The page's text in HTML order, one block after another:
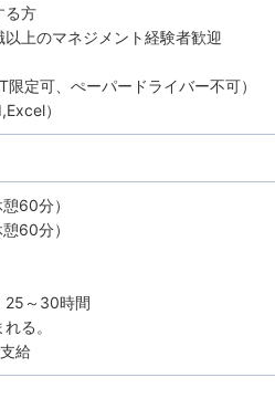
る方
以上のマネジメント経験者歓迎
限定可、ぺーパードライバー不可）
）
60分）
60分）
25～30時間
る。
給